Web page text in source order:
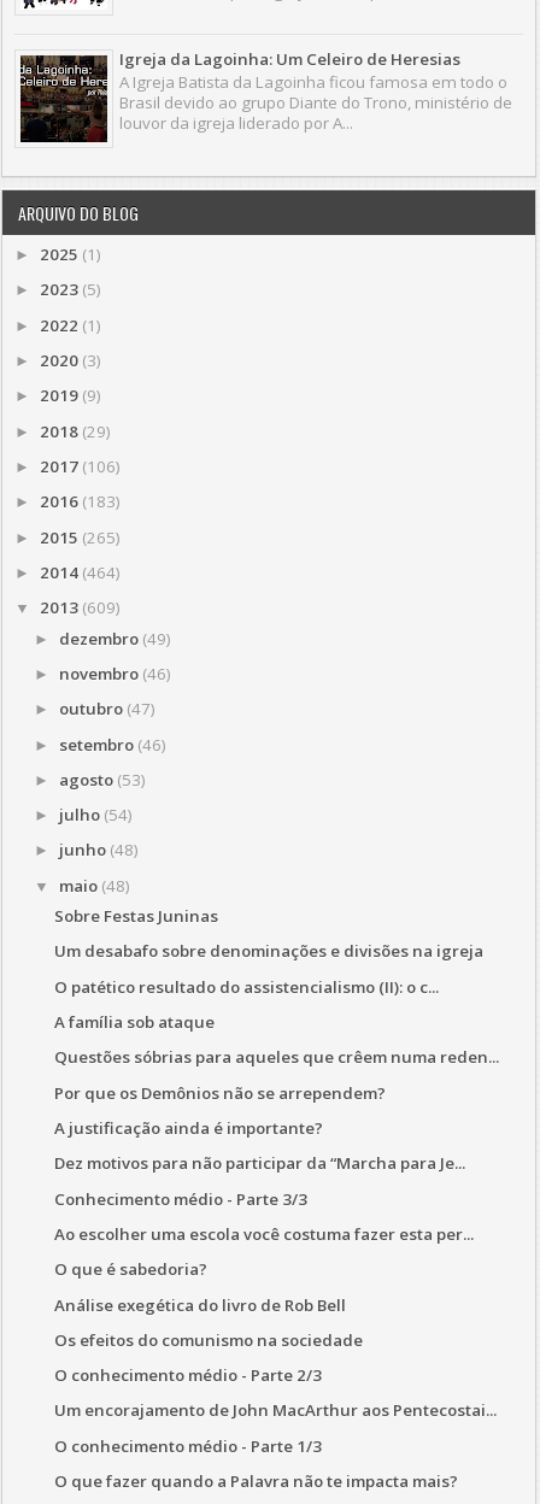
Igreja da Lagoinha: Um Celeiro de Heresias
A Igreja Batista da Lagoinha ficou famosa em todo o
Brasil devido ao grupo Diante do Trono, ministério de
louvor da igreja liderado por A...
ARQUIVO DO BLOG
► 2025 (1)
► 2023 (5)
► 2022 (1)
► 2020 (3)
► 2019 (9)
► 2018 (29)
► 2017 (106)
► 2016 (183)
► 2015 (265)
► 2014 (464)
▼ 2013 (609)
► dezembro (49)
► novembro (46)
► outubro (47)
► setembro (46)
► agosto (53)
► julho (54)
► junho (48)
▼ maio (48)
Sobre Festas Juninas
Um desabafo sobre denominações e divisões na igreja
O patético resultado do assistencialismo (II): o c...
A família sob ataque
Questões sóbrias para aqueles que crêem numa reden...
Por que os Demônios não se arrependem?
A justificação ainda é importante?
Dez motivos para não participar da “Marcha para Je...
Conhecimento médio - Parte 3/3
Ao escolher uma escola você costuma fazer esta per...
O que é sabedoria?
Análise exegética do livro de Rob Bell
Os efeitos do comunismo na sociedade
O conhecimento médio - Parte 2/3
Um encorajamento de John MacArthur aos Pentecostai...
O conhecimento médio - Parte 1/3
O que fazer quando a Palavra não te impacta mais?